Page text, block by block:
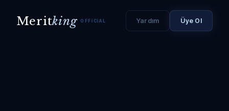
Meritking OFFICIAL Yardım Üye Ol